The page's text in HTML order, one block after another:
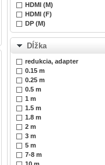
HDMI (M)
HDMI (F)
DP (M)
Dĺžka
redukcia, adapter
0.15 m
0.25 m
0.5 m
1 m
1.5 m
1.8 m
2 m
3 m
5 m
7-8 m